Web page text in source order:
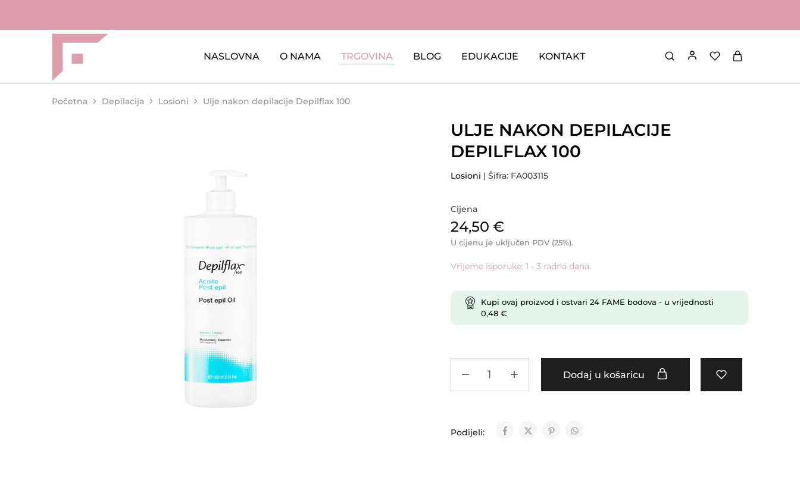
FAME
Profesionalna
za
kozmetičke
NASLOVNA O NAMA TRGOVINA BLOG EDUKACIJE KONTAKT
Početna Depilacija Losioni Ulje nakon depilacije Depilflax 100
ULJE NAKON DEPILACIJE
DEPILFLAX 100
Losioni | Šifra: FA003115
Cijena
24,50 €
U cijenu je uključen PDV (25%).
Vrijeme isporuke: 1 - 3 radna dana.
Kupi ovaj proizvod i ostvari 24FAME bodova - u vrijednosti
0,48 €
Dodaj u košaricu
Podijeli: